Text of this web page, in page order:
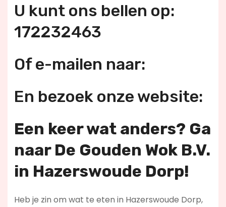
U kunt ons bellen op:
172232463
Of e-mailen naar:
En bezoek onze website:
Een keer wat anders? Ga
naar De Gouden Wok B.V.
in Hazerswoude Dorp!
Heb je zin om wat te eten in Hazerswoude Dorp,